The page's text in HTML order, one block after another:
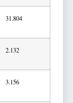
31.804
2.132
3.156